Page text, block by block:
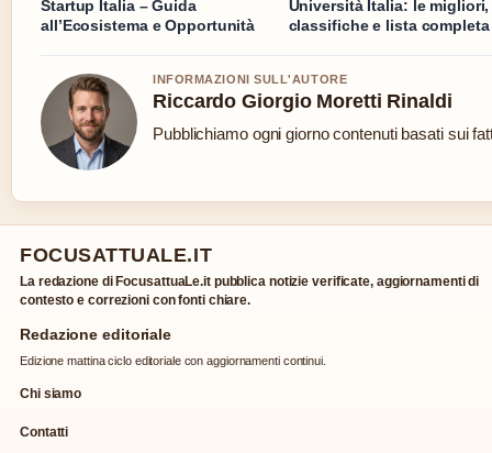
Startup Italia – Guida
all’Ecosistema e Opportunità
Università Italia: le migliori,
classifiche e lista completa
INFORMAZIONI SULL'AUTORE
Riccardo Giorgio Moretti Rinaldi
Pubblichiamo ogni giorno contenuti basati sui
FOCUSATTUALE.IT
La redazione di FocusattuaLe.it pubblica notizie verificate, aggiornamenti di
contesto e correzioni con fonti chiare.
Redazione editoriale
Edizione mattina ciclo editoriale con aggiornamenti continui.
Chi siamo
Contatti